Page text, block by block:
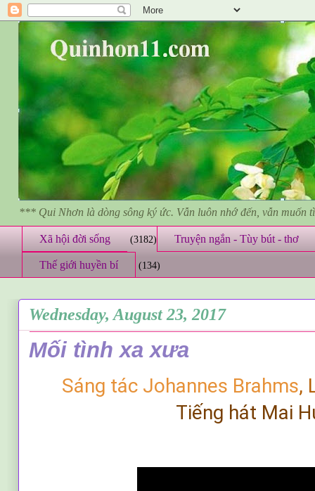
*** Qui Nhơn là dòng sông ký ức. Vẫn luôn nhớ đến, vẫn muốn
Xã hội đời sống (3182) Truyện ngắn - Tùy bút - thơ
Thế giới huyền bí (134)
Wednesday, August 23, 2017
Mối tình xa xưa
Sáng tác Johannes Brahms,
Tiếng hát Mai